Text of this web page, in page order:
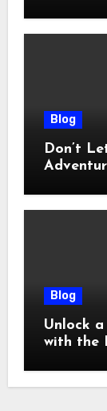
Blog
Don’t
Blog
Unlock
with the